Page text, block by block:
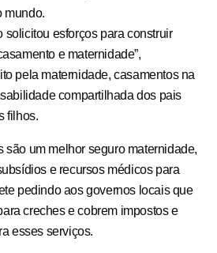
mundo.
solicitou esforços para construir
e maternidade”,
pela maternidade, casamentos na
compartilhada dos pais
filhos.
são um melhor seguro maternidade,
e recursos médicos para
pedindo aos governos locais que
creches e cobrem impostos e
esses serviços.